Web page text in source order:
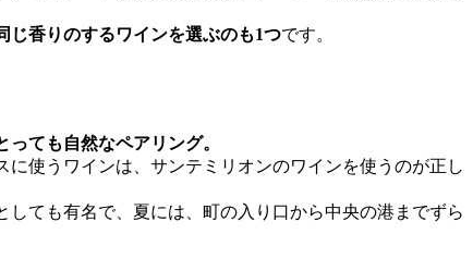
じ香りのするワインを選ぶのも1つです。
ても自然なペアリング。
使うワインは、サンテミリオンのワインを使うのが正し
ても有名で、夏には、町の入り口から中央の港までずら